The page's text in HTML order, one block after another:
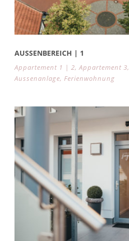
AUSSENBEREICH | 1
Appartement 1 | 2, Appartement 3,
Aussenanlage, Ferienwohnung